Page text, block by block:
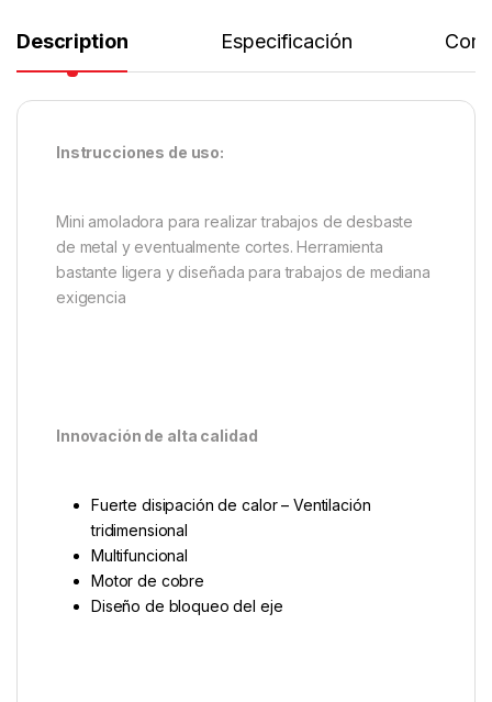
Description Especificación
Instrucciones de uso:
Mini amoladora para realizar trabajos de desbaste
de metal y eventualmente cortes. Herramienta
bastante ligera y diseñada para trabajos de mediana
exigencia
Innovación de alta calidad
Fuerte disipación de calor – Ventilación
tridimensional
Multifuncional
Motor de cobre
Diseño de bloqueo del eje